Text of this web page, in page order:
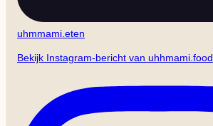
uhmmami.eten
Bekijk Instagram-bericht van uhhmami.food